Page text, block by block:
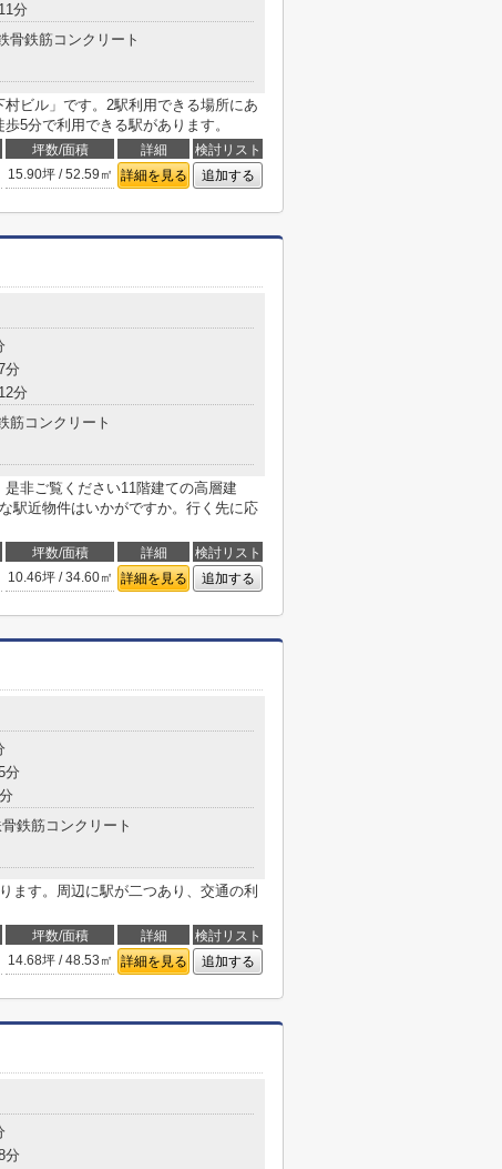
分
骨鉄筋コンクリート
ビル」です。2駅利用できる場所にあ
5分で利用できる駅があります。
坪数/面積 詳細
検討リスト
15.90坪 / 52.59㎡ 詳細を見る 追加する
分
分
筋コンクリート
是非ご覧ください11階建ての高層建
駅近物件はいかがですか。行く先に応
坪数/面積 詳細
検討リスト
10.46坪 / 34.60㎡ 詳細を見る 追加する
分
鉄筋コンクリート
ます。周辺に駅が二つあり、交通の利
坪数/面積 詳細
検討リスト
14.68坪 / 48.53㎡ 詳細を見る 追加する
分